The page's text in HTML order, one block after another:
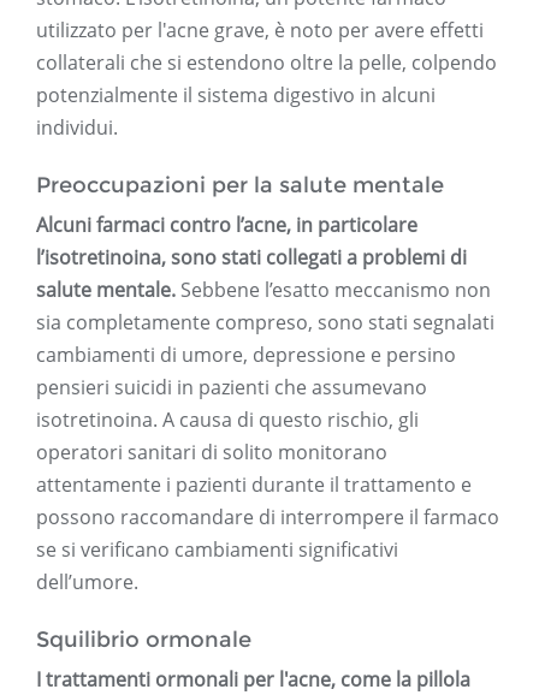
utilizzato per l'acne grave, è noto per avere effetti
collaterali che si estendono oltre la pelle, colpendo
potenzialmente il sistema digestivo in alcuni
individui.
Preoccupazioni per la salute mentale
Alcuni farmaci contro l’acne, in particolare
l’isotretinoina, sono stati collegati a problemi di
salute mentale. Sebbene l’esatto meccanismo non
sia completamente compreso, sono stati segnalati
cambiamenti di umore, depressione e persino
pensieri suicidi in pazienti che assumevano
isotretinoina. A causa di questo rischio, gli
operatori sanitari di solito monitorano
attentamente i pazienti durante il trattamento e
possono raccomandare di interrompere il farmaco
se si verificano cambiamenti significativi
dell’umore.
Squilibrio ormonale
I trattamenti ormonali per l'acne, come la pillola